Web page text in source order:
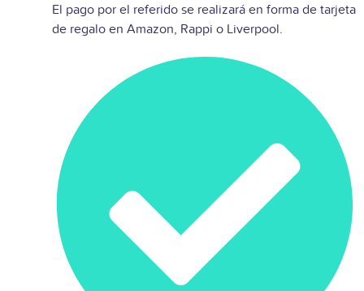
El pago por el referido se realizará en forma de tarjeta
de regalo en Amazon, Rappi o Liverpool.